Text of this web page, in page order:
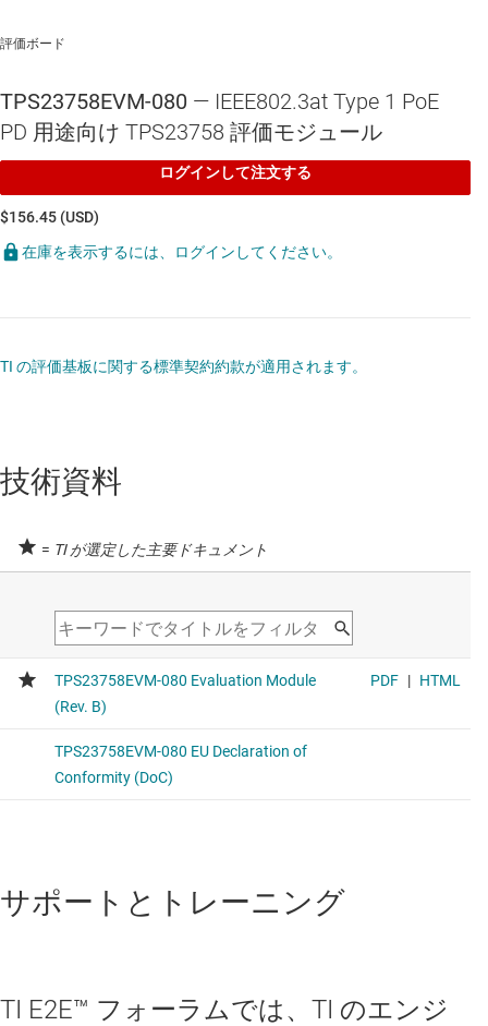
評価ボード
TPS23758EVM-080 — IEEE802.3at Type 1 PoE
PD 用途向け TPS23758 評価モジュール
ログインして注文する
$156.45 (USD)
在庫を表示するには、ログインしてください。
TI の評価基板に関する標準契約約款が適用されます。
技術資料
= TI が選定した主要ドキュメント
サポートとトレーニング
TI E2E™ フォーラムでは、TI のエンジ